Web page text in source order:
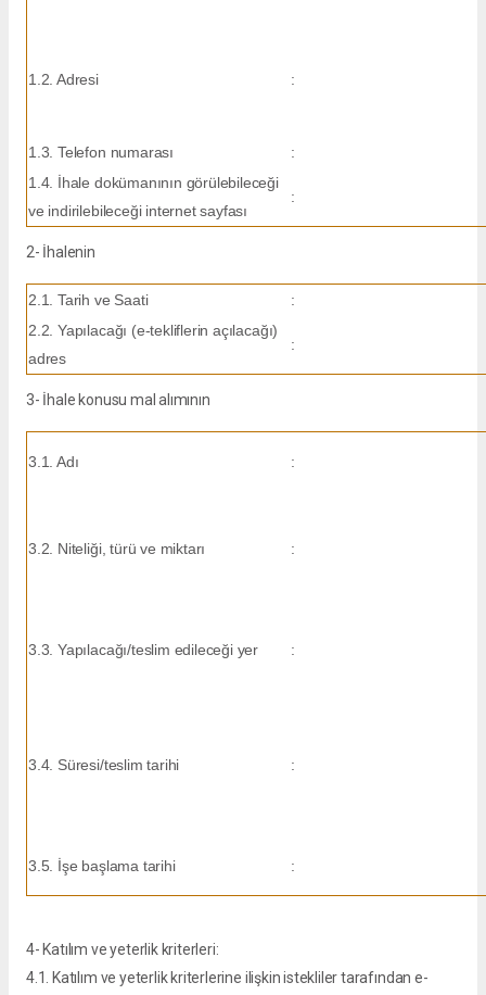
1.2. Adresi :
1.3. Telefon numarası
:
1.4. İhale dokümanının görülebileceği
ve indirilebileceği internet sayfası
:
2- İhalenin
2.1. Tarih ve Saati
:
2.2. Yapılacağı (e-tekliflerin açılacağı)
adres
:
3- İhale konusu mal alımının
3.1. Adı :
3.2. Niteliği, türü ve miktarı :
3.3. Yapılacağı/teslim edileceği yer :
3.4. Süresi/teslim tarihi :
3.5. İşe başlama tarihi :
4- Katılım ve yeterlik kriterleri:
4.1. Katılım ve yeterlik kriterlerine ilişkin istekliler tarafından e-